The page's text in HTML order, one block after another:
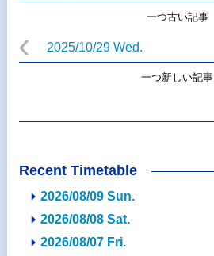
一つ古い記事
2025/10/29 Wed.
一つ新しい記事
Recent Timetable
2026/08/09 Sun.
2026/08/08 Sat.
2026/08/07 Fri.